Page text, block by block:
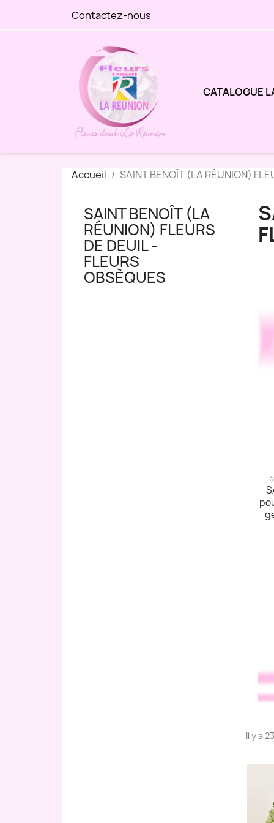
Contactez-nous
CATALOGUE
Accueil SAINT BENOÎT (LA RÉUNION)
SAINT BENOÎT (LA
RÉUNION) FLEURS
DE DEUIL -
FLEURS
OBSÈQUES
Il y a